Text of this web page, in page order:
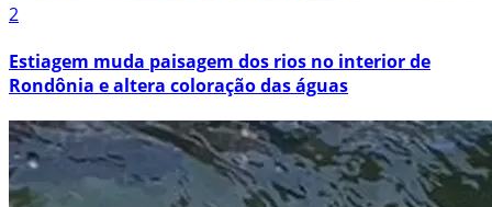
2
Estiagem muda paisagem dos rios no interior de
Rondônia e altera coloração das águas